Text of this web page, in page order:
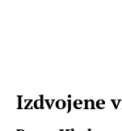
Izdvojene